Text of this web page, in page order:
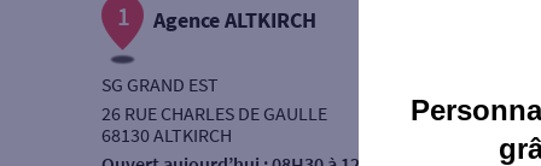
Autour de moi
1 Agence ALTKIRCH
SG GRAND EST
26 RUE CHARLES DE GAULLE
68130 ALTKIRCH